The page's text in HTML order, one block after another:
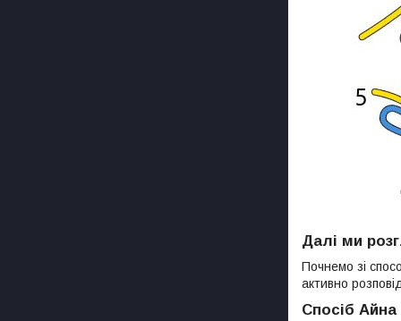
Далі ми
Почнемо зі
активно
Спосіб Айна